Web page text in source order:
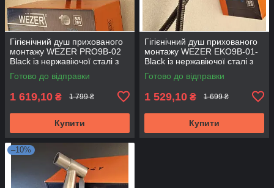
Гігієнічний душ прихованого
монтажу WEZER PRO9B-02
Black із нержавіючої сталі з
комплектом
Готово до відправки
1 619,10 ₴ 1 799 ₴
Купити
Гігієнічний душ прихованого
монтажу WEZER EKO9B-01-
Black із нержавіючої сталі з
комплектом чорного кольору
Готово до відправки
1 529,10 ₴ 1 699 ₴
Купити
–10%